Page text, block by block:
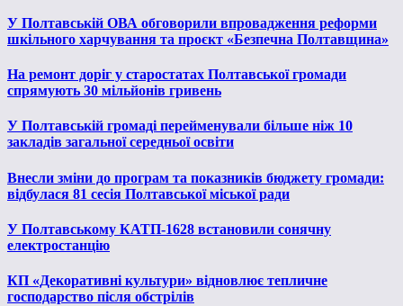
У Полтавській ОВА обговорили впровадження реформи
шкільного харчування та проєкт «Безпечна Полтавщина»
На ремонт доріг у старостатах Полтавської громади
спрямують 30 мільйонів гривень
У Полтавській громаді перейменували більше ніж 10
закладів загальної середньої освіти
Внесли зміни до програм та показників бюджету громади:
відбулася 81 сесія Полтавської міської ради
У Полтавському КАТП-1628 встановили сонячну
електростанцію
КП «Декоративні культури» відновлює тепличне
господарство після обстрілів